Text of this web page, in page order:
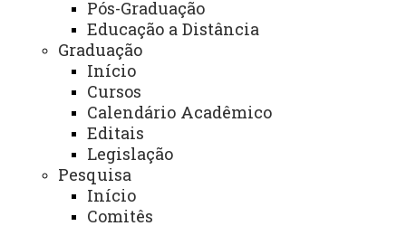
Pós-Graduação
Educação a Distância
Graduação
Início
Cursos
Calendário Acadêmico
Editais
Legislação
Pesquisa
Início
Comitês
componentes curriculares para cumprir os objetivos
educacionais e os padrões de qualidade estabelecidos
pela instituição e pelos órgãos reguladores.
- Propor e implementar atualizações no currículo,
considerando mudanças no campo de estudo, demandas
do mercado de trabalho e feedback dos alunos e
professores.